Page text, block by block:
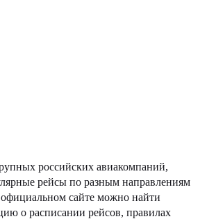
российских авиакомпаний,
рейсы по разным направлениям
сайте можно найти
о расписании рейсов, правилах